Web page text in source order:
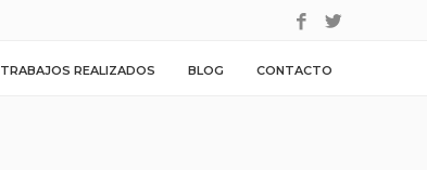
TRABAJOS REALIZADOS BLOG CONTACTO